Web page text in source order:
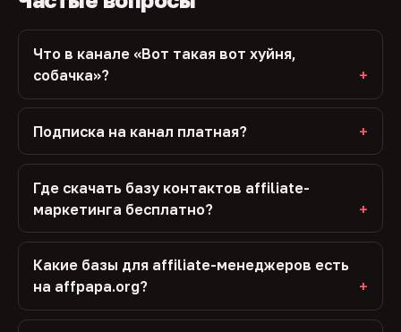
Что в канале «Вот такая вот хуйня,
собачка»?
Подписка на канал платная?
Где скачать базу контактов affiliate-
маркетинга бесплатно?
Какие базы для affiliate-менеджеров есть
на affpapa.org?